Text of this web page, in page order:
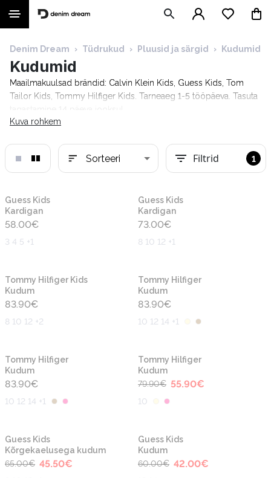
Denim Dream › Tüdrukud › Pluusid ja särgid › Kudumid
Kudumid
Maailmakuulsad brändid: Calvin Klein Kids, Guess Kids, Tom
Tailor Kids, Tommy Hilfiger Kids. Tarneaeg 1-5 tööpäeva. Tasuta
Kuva rohkem
Sorteeri Filtrid 1
Guess Kids
Kardigan
58.00€
3 4 5 +1
Guess Kids
Kardigan
73.00€
8 10 12 +1
Tommy Hilfiger Kids
Kudum
83.90€
8 10 12 +2
Tommy Hilfiger
Kudum
83.90€
10 12 14 +1
Tommy Hilfiger
Kudum
83.90€
10 12 14 +1
-30%
Tommy Hilfiger
Kudum
79.90€ 55.90€
10
-30%
Guess Kids
Kõrgekaelusega kudum
65.00€ 45.50€
-30%
Guess Kids
Kudum
60.00€ 42.00€